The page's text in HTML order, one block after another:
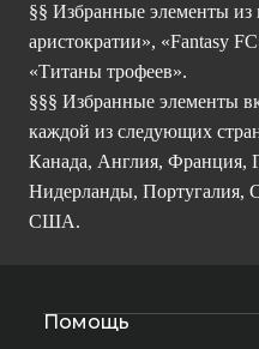
§§ Избранные элементы
аристократии», «Fantasy
«Титаны трофеев».
§§§ Избранные элементы
каждой из следующих
Канада, Англия, Франция,
Нидерланды, Португалия,
США.
Помощь